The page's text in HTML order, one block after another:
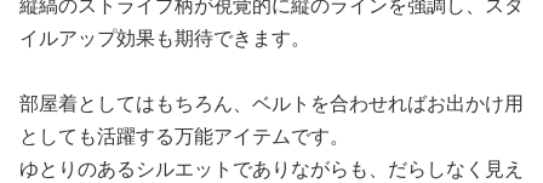
イルアップ効果も期待できます。
部屋着としてはもちろん、ベルトを合わせればお出かけ用
としても活躍する万能アイテムです。
ゆとりのあるシルエットでありながらも、だらしなく見え